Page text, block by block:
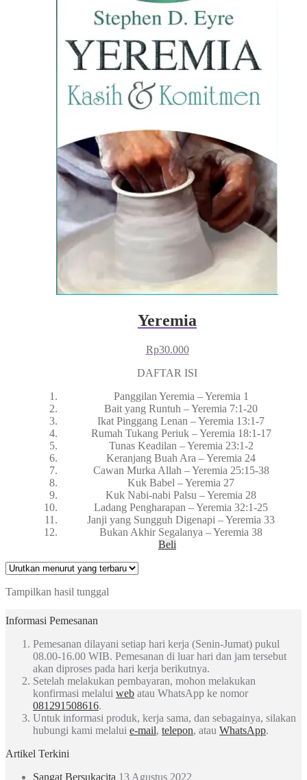
Yeremia
Rp30.000
DAFTAR ISI
Panggilan Yeremia – Yeremia 1
Bait yang Runtuh – Yeremia 7:1-20
Ikat Pinggang Lenan – Yeremia 13:1-7
Rumah Tukang Periuk – Yeremia 18:1-17
Tunas Keadilan – Yeremia 23:1-2
Keranjang Buah Ara – Yeremia 24
Cawan Murka Allah – Yeremia 25:15-38
Kuk Babel – Yeremia 27
Kuk Nabi-nabi Palsu – Yeremia 28
Ladang Pengharapan – Yeremia 32:1-25
Janji yang Sungguh Digenapi – Yeremia 33
Bukan Akhir Segalanya – Yeremia 38
Beli
Tampilkan hasil tunggal
Informasi Pemesanan
Pemesanan dilayani setiap hari kerja (Senin-Jumat) pukul
08.00-16.00 WIB. Pemesanan di luar hari dan jam tersebut
akan diproses pada hari kerja berikutnya.
Setelah melakukan pembayaran, mohon melakukan
konfirmasi melalui web atau WhatsApp ke nomor
081291508616.
Untuk informasi produk, kerja sama, dan sebagainya, silakan
hubungi kami melalui e-mail, telepon, atau WhatsApp.
Artikel Terkini
Sangat Bersukacita 13 Agustus 2022